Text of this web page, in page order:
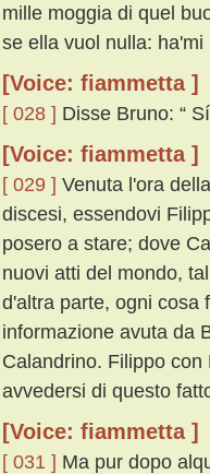
mille moggia di quel
se ella vuol nulla: ha'mi
[Voice: fiammetta ]
[ 028 ] Disse Bruno: “
[Voice: fiammetta ]
[ 029 ] Venuta l'ora
discesi, essendovi
posero a stare; dove
nuovi atti del mondo,
d'altra parte, ogni cosa
informazione avuta da
Calandrino. Filippo
avvedersi di questo
[Voice: fiammetta ]
[ 031 ] Ma pur dopo